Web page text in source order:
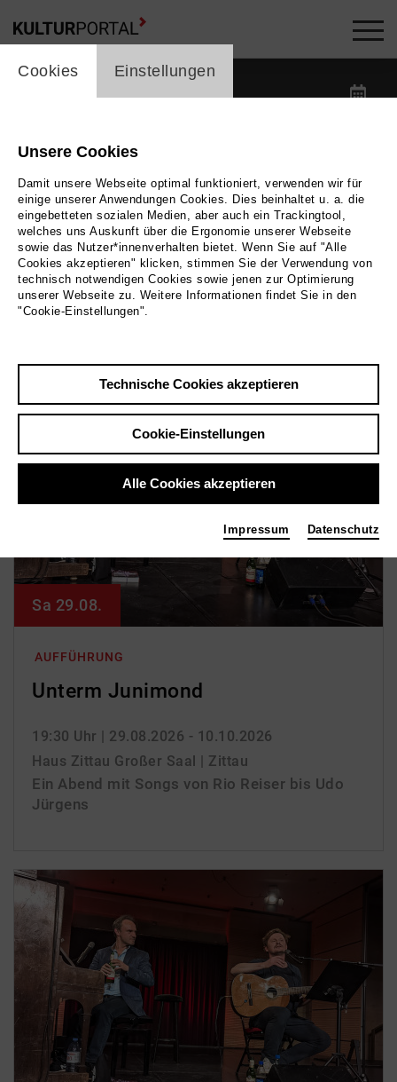
Kalender -
label_category
label_location
Filter zurücksetzen
AUFFÜHRUNG
Unterm Junimond
19:30 Uhr | 29.08.2026 - 10.10.2026
Haus Zittau Großer Saal | Zittau
Ein Abend mit Songs von Rio Reiser bis Udo
Jürgens
Sa 29.08.
cookie_layer
Cookies Einstellungen
Unsere Cookies
Damit unsere Webseite optimal funktioniert, verwenden wir für
einige unserer Anwendungen Cookies. Dies beinhaltet u. a. die
eingebetteten sozialen Medien, aber auch ein Trackingtool,
welches uns Auskunft über die Ergonomie unserer Webseite
sowie das Nutzer*innenverhalten bietet. Wenn Sie auf "Alle
Cookies akzeptieren" klicken, stimmen Sie der Verwendung von
technisch notwendigen Cookies sowie jenen zur Optimierung
unserer Webseite zu. Weitere Informationen findet Sie in den
"Cookie-Einstellungen".
Technische Cookies akzeptieren
Cookie-Einstellungen
Alle Cookies akzeptieren
Impressum Datenschutz